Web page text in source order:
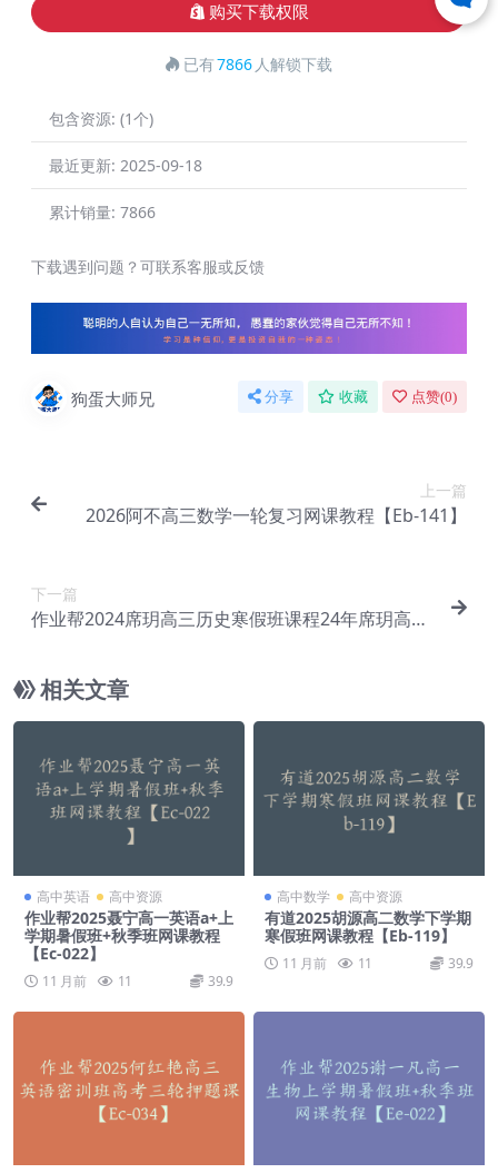
购买下载权限
已有7866 人解锁下载
包含资源: (1个)
最近更新: 2025-09-18
累计销量: 7866
下载遇到问题？可联系客服或反馈
狗蛋大师兄 分享 收藏 点赞(0)
上一篇
2026阿不高三数学一轮复习网课教程【Eb-141】
下一篇
作业帮2024席玥高三历史寒假班课程24年席玥高考
相关文章
高中英语 高中资源
作业帮2025聂宁高一英语a+上
学期暑假班+秋季班网课教程
【Ec-022】
11 月前 11 39.9
高中数学 高中资源
有道2025胡源高二数学下学期
寒假班网课教程【Eb-119】
11 月前 11 39.9